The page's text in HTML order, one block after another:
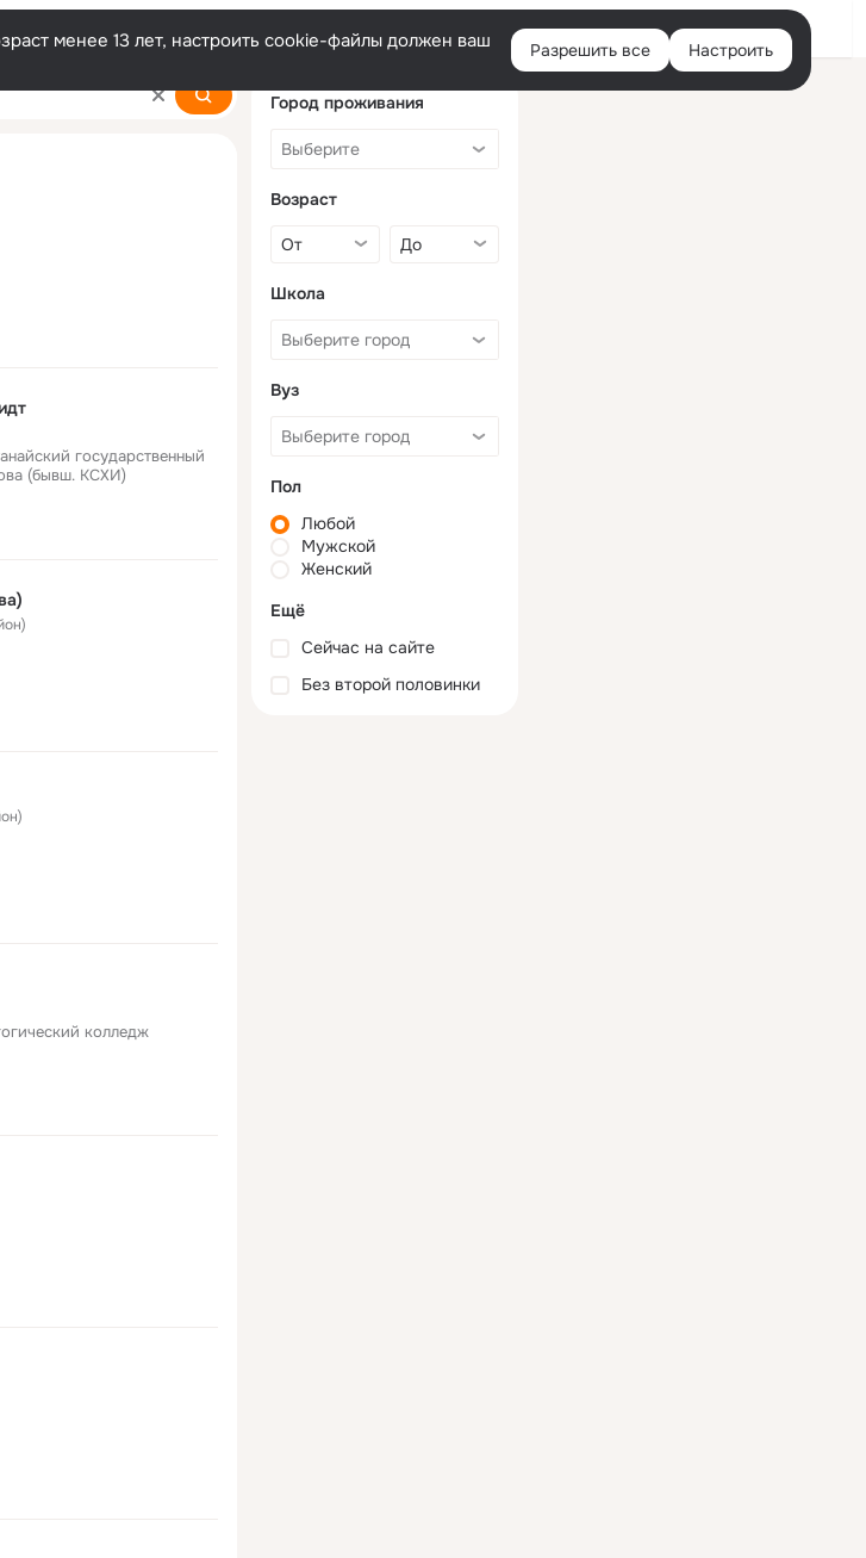
Войти
менее 13 лет, настроить cookie-файлы должен ваш
Разрешить все Настроить
государственный
(бывш. КСХИ)
колледж
Город проживания
Возраст
Школа
Вуз
Пол
Любой
Мужской
Женский
Ещё
Сейчас на сайте
Без второй половинки